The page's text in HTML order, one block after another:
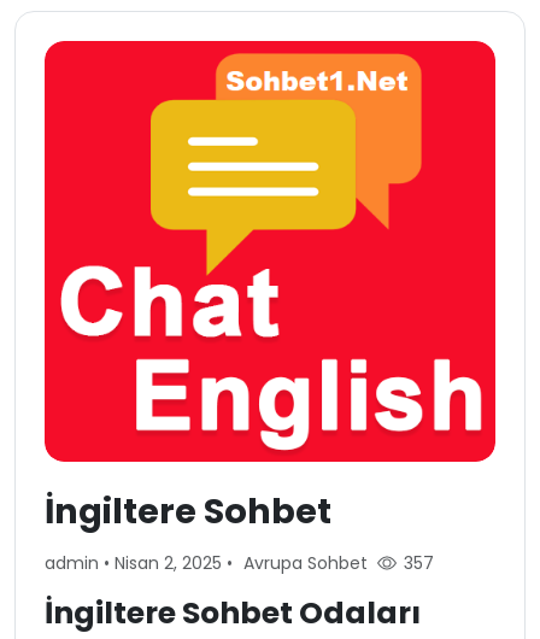
İngiltere Sohbet
admin • Nisan 2, 2025 • Avrupa Sohbet 357
İngiltere Sohbet Odaları